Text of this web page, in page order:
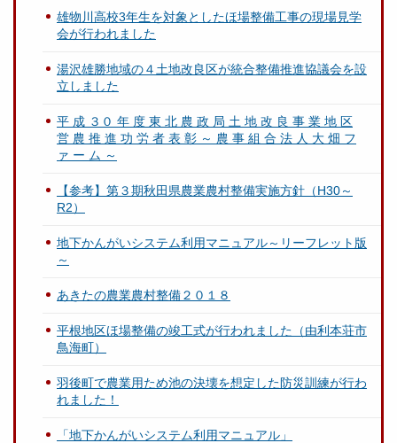
雄物川高校3年生を対象としたほ場整備工事の現場見学
会が行われました
湯沢雄勝地域の４土地改良区が統合整備推進協議会を設
立しました
平 成 ３０ 年 度 東 北 農 政 局 土 地 改 良 事 業 地 区
営 農 推 進 功 労 者 表 彰 ～ 農 事 組 合 法 人 大 畑 フ
ァ ー ム ～
【参考】第３期秋田県農業農村整備実施方針（H30～
R2）
地下かんがいシステム利用マニュアル～リーフレット版
～
あきたの農業農村整備２０１８
平根地区ほ場整備の竣工式が行われました（由利本荘市
鳥海町）
羽後町で農業用ため池の決壊を想定した防災訓練が行わ
れました！
「地下かんがいシステム利用マニュアル」